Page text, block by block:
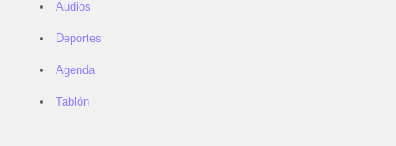
Audios
Deportes
Agenda
Tablón